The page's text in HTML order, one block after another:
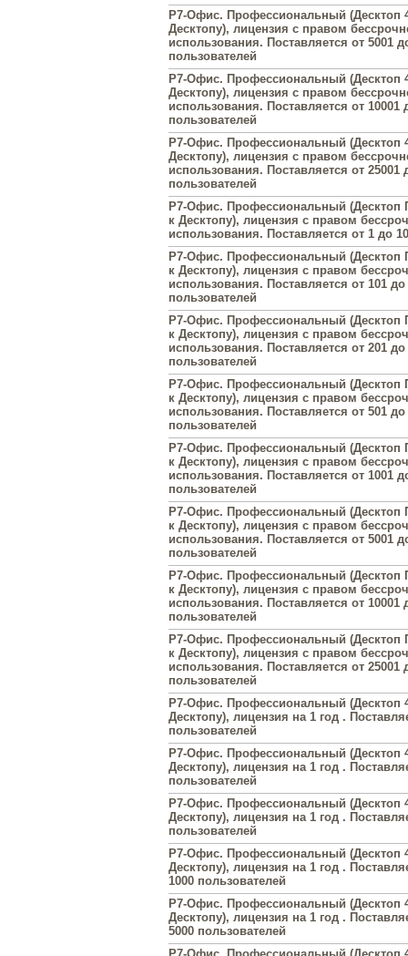
Р7-Офис. Профессиональный (Десктоп
Десктопу), лицензия с правом
использования. Поставляется от 5001
пользователей
Р7-Офис. Профессиональный (Десктоп
Десктопу), лицензия с правом
использования. Поставляется от 10001
пользователей
Р7-Офис. Профессиональный (Десктоп
Десктопу), лицензия с правом
использования. Поставляется от 25001
пользователей
Р7-Офис. Профессиональный (Десктоп
к Десктопу), лицензия с правом
использования. Поставляется от 1 до
Р7-Офис. Профессиональный (Десктоп
к Десктопу), лицензия с правом
использования. Поставляется от 101 до
пользователей
Р7-Офис. Профессиональный (Десктоп
к Десктопу), лицензия с правом
использования. Поставляется от 201 до
пользователей
Р7-Офис. Профессиональный (Десктоп
к Десктопу), лицензия с правом
использования. Поставляется от 501 до
пользователей
Р7-Офис. Профессиональный (Десктоп
к Десктопу), лицензия с правом
использования. Поставляется от 1001
пользователей
Р7-Офис. Профессиональный (Десктоп
к Десктопу), лицензия с правом
использования. Поставляется от 5001
пользователей
Р7-Офис. Профессиональный (Десктоп
к Десктопу), лицензия с правом
использования. Поставляется от 10001
пользователей
Р7-Офис. Профессиональный (Десктоп
к Десктопу), лицензия с правом
использования. Поставляется от 25001
пользователей
Р7-Офис. Профессиональный (Десктоп
Десктопу), лицензия на 1 год .
пользователей
Р7-Офис. Профессиональный (Десктоп
Десктопу), лицензия на 1 год .
пользователей
Р7-Офис. Профессиональный (Десктоп
Десктопу), лицензия на 1 год .
пользователей
Р7-Офис. Профессиональный (Десктоп
Десктопу), лицензия на 1 год .
1000 пользователей
Р7-Офис. Профессиональный (Десктоп
Десктопу), лицензия на 1 год .
5000 пользователей